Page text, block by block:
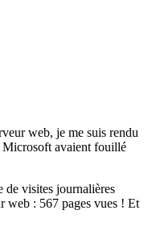
web, je me suis rendu
Microsoft avaient fouillé
de visites journalières
web : 567 pages vues ! Et